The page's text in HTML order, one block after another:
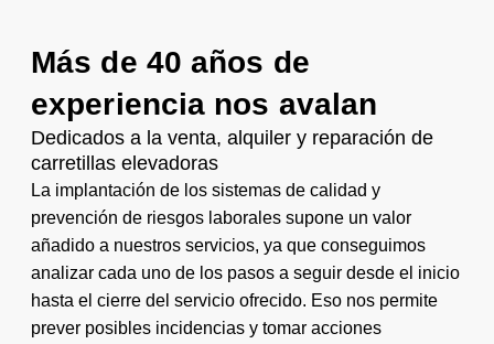
Más de 40 años de
experiencia nos avalan
Dedicados a la venta, alquiler y reparación de
carretillas elevadoras
La implantación de los sistemas de calidad y
prevención de riesgos laborales supone un valor
añadido a nuestros servicios, ya que conseguimos
analizar cada uno de los pasos a seguir desde el inicio
hasta el cierre del servicio ofrecido. Eso nos permite
prever posibles incidencias y tomar acciones